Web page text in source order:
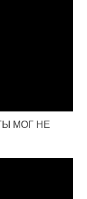
МОГ НЕ